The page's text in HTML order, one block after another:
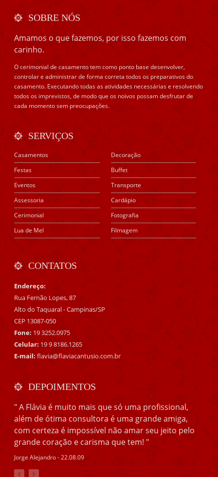
SOBRE NÓS
Amamos o que fazemos, por isso fazemos com
carinho.
O cerimonial de casamento tem como ponto base desenvolver,
controlar e administrar de forma correta todos os preparativos do
casamento. Executando todas as atividades necessárias e resolvendo
todos os imprevistos, de modo que os noivos possam desfrutar de
cada momento sem preocupações.
SERVIÇOS
Casamentos
Festas
Eventos
Assessoria
Cerimonial
Lua de Mel
Decoração
Buffet
Transporte
Cardápio
Fotografia
Filmagem
CONTATOS
Endereço:
Rua Fernão Lopes, 87
Alto do Taquaral - Campinas/SP
CEP 13087-050
Fone: 19 3252.0975
Celular: 19 9 8186.1265
E-mail: flavia@flaviacantusio.com.br
DEPOIMENTOS
" A Flávia é muito mais que só uma profissional,
além de ótima consultora é uma grande amiga,
com certeza é impossível não amar seu jeito pelo
grande coração e carisma que tem! "
Jorge Alejandro - 22.08.09